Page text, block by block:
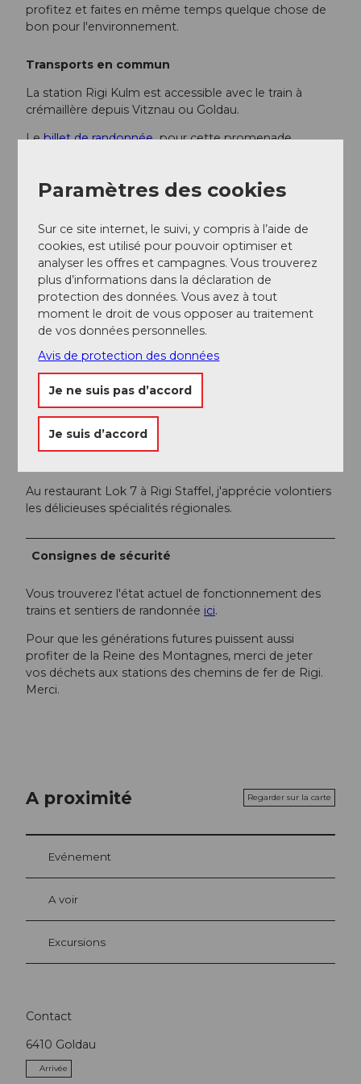
profitez et faites en même temps quelque chose de
bon pour l'environnement.
Transports en commun
La station Rigi Kulm est accessible avec le train à
crémaillère depuis Vitznau ou Goldau.
Lebillet de randonnéepour cette promenade
de Vitznau / Weggis à Rigi Kulm avec le train à
crémaillère ou le téléphérique
crémaillère ou le téléphérique
Les horaires des chemins de fer de Rigi se trouvent
.
Auteur(e)
Gäste-Service Rigi
Organisation
Schwyzer Wanderwege
Conseil de l'auteur
Au restaurant Lok 7 à Rigi Staffel, j'apprécie volontiers
les délicieuses spécialités régionales.
Consignes de sécurité
Vous trouverez l'état actuel de fonctionnement des
trains et sentiers de randonnée ici.
Pour que les générations futures puissent aussi
profiter de la Reine des Montagnes, merci de jeter
vos déchets aux stations des chemins de fer de Rigi.
Merci.
A proximité Regarder sur la carte
Evénement
A voir
Excursions
Contact
6410 Goldau
Arrivée
Paramètres des cookies
Sur ce site internet, le suivi, y compris à l’aide de
cookies, est utilisé pour pouvoir optimiser et
analyser les offres et campagnes. Vous trouverez
plus d’informations dans la déclaration de
protection des données. Vous avez à tout
moment le droit de vous opposer au traitement
de vos données personnelles.
Avis de protection des données
Je ne suis pas d’accord
Je suis d’accord